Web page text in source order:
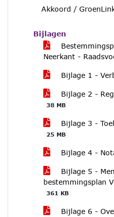
Akkoord /
Bijlagen
Neerkant -
Bijlage 1 -
Bijlage 2 -
38 MB
Bijlage 3 -
25 MB
Bijlage 4 -
Bijlage 5 -
bestemmingsplan
361 KB
Bijlage 6 -